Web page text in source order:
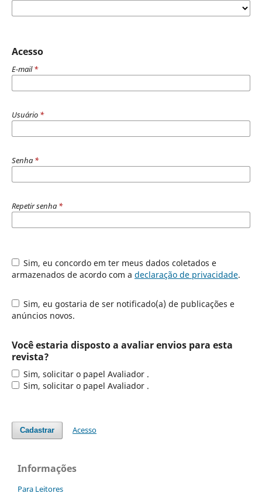
Acesso
E-mail*
Usuário *
Senha *
Repetir senha *
Sim, eu concordo em ter meus dados coletados e
armazenados de acordo com a declaração de privacidade.
Sim, eu gostaria de ser notificado(a) de publicações e
anúncios novos.
Você estaria disposto a avaliar envios para esta
revista?
Sim, solicitar o papel Avaliador .
Sim, solicitar o papel Avaliador .
Cadastrar Acesso
Informações
Para Leitores